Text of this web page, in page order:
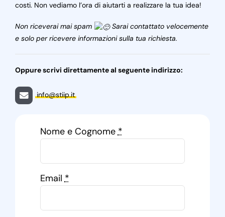
costi. Non vediamo l’ora di aiutarti a realizzare la tua idea!
Non riceverai mai spam
Sarai contattato velocemente
e solo per ricevere informazioni sulla tua richiesta.
Oppure scrivi direttamente al seguente indirizzo:
info@stiip.it
Nome e Cognome*
Email*